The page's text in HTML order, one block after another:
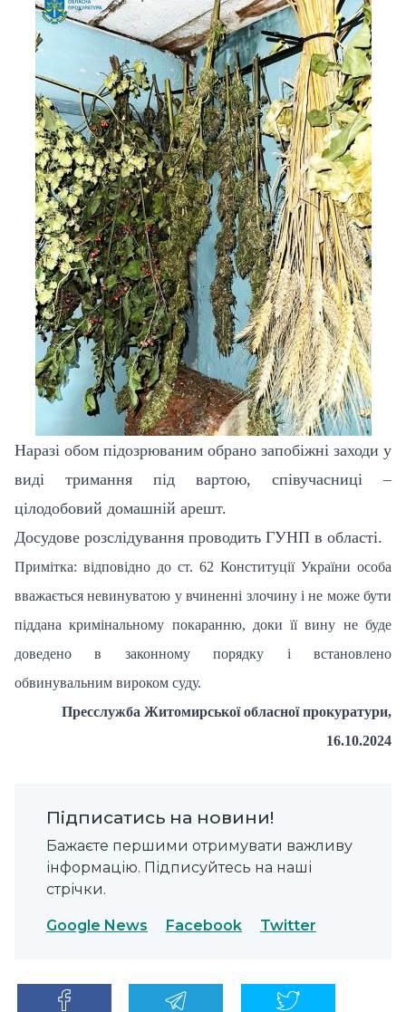
Наразі обом підозрюваним обрано запобіжні заходи у
виді тримання під вартою, співучасниці –
цілодобовий домашній арешт.
Досудове розслідування проводить ГУНП в області.
Примітка: відповідно до ст. 62 Конституції України особа
вважається невинуватою у вчиненні злочину і не може бути
піддана кримінальному покаранню, доки її вину не буде
доведено в законному порядку і встановлено
обвинувальним вироком суду.
Пресслужба Житомирської обласної прокуратури,
16.10.2024
Підписатись на новини!
Бажаєте першими отримувати важливу
інформацію. Підписуйтесь на наші
стрічки.
Google News Facebook Twitter